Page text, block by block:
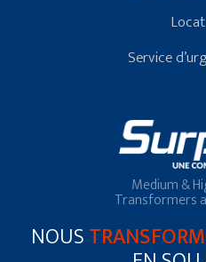
Service
Medium &
Transformers
NOUS